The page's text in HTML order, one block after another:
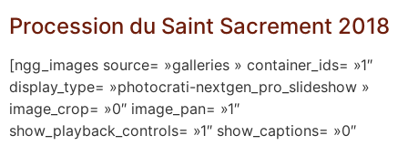
Procession du Saint Sacrement 2018
[ngg_images source= »galleries » container_ids= »1″
display_type= »photocrati-nextgen_pro_slideshow »
image_crop= »0″ image_pan= »1″
show_playback_controls= »1″ show_captions= »0″